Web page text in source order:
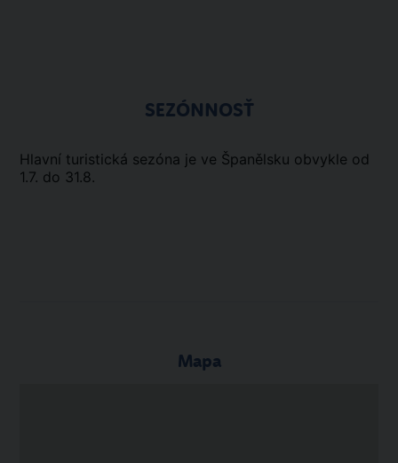
SEZÓNNOSŤ
Hlavní turistická sezóna je ve Španělsku obvykle od
1.7. do 31.8.
Mapa